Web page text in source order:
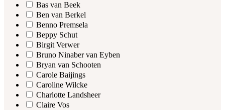
Bas van Beek
Ben van Berkel
Benno Premsela
Beppy Schut
Birgit Verwer
Bruno Ninaber van Eyben
Bryan van Schooten
Carole Baijings
Caroline Wilcke
Charlotte Landsheer
Claire Vos